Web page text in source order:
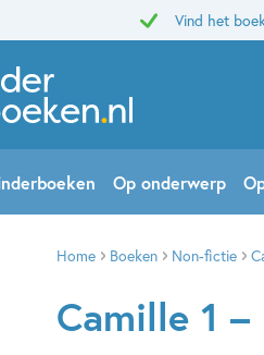
Vind het
Op onderwerp
Home Boeken Non-fictie
Camille 1 –